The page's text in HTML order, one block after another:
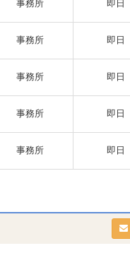
事務所 即日
事務所 即日
事務所 即日
事務所 即日
事務所 即日